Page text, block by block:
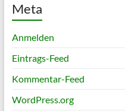
Meta
Anmelden
Eintrags-Feed
Kommentar-Feed
WordPress.org